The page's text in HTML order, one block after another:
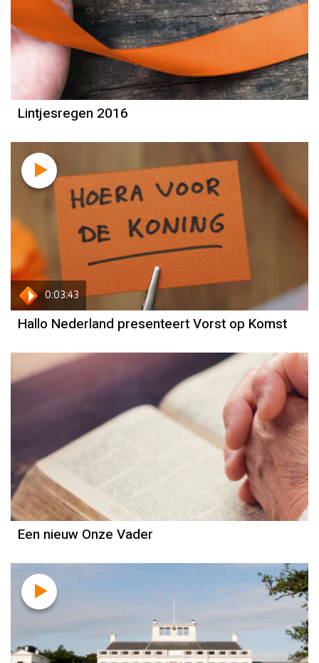
Lintjesregen 2016
0:03:43
Hallo Nederland presenteert Vorst op Komst
Een nieuw Onze Vader